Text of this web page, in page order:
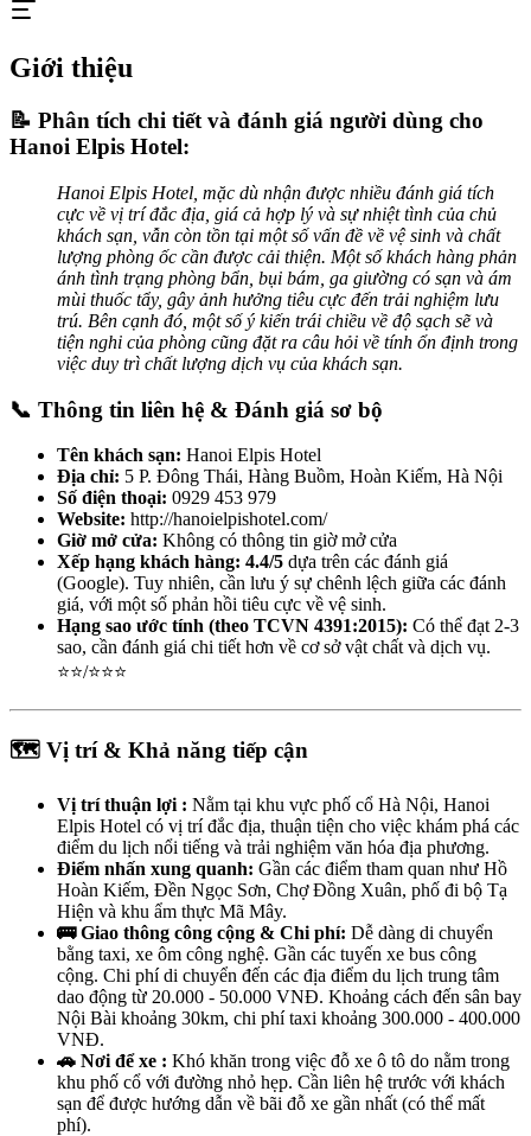
Giới thiệu
📝 Phân tích chi tiết và đánh giá người dùng cho
Hanoi Elpis Hotel:
Hanoi Elpis Hotel, mặc dù nhận được nhiều đánh giá tích
cực về vị trí đắc địa, giá cả hợp lý và sự nhiệt tình của chủ
khách sạn, vẫn còn tồn tại một số vấn đề về vệ sinh và chất
lượng phòng ốc cần được cải thiện. Một số khách hàng phản
ánh tình trạng phòng bẩn, bụi bám, ga giường có sạn và ám
mùi thuốc tẩy, gây ảnh hưởng tiêu cực đến trải nghiệm lưu
trú. Bên cạnh đó, một số ý kiến trái chiều về độ sạch sẽ và
tiện nghi của phòng cũng đặt ra câu hỏi về tính ổn định trong
việc duy trì chất lượng dịch vụ của khách sạn.
📞 Thông tin liên hệ & Đánh giá sơ bộ
Tên khách sạn: Hanoi Elpis Hotel
Địa chỉ: 5 P. Đông Thái, Hàng Buồm, Hoàn Kiếm, Hà Nội
Số điện thoại: 0929 453 979
Website: http://hanoielpishotel.com/
Giờ mở cửa: Không có thông tin giờ mở cửa
Xếp hạng khách hàng: 4.4/5 dựa trên các đánh giá
(Google). Tuy nhiên, cần lưu ý sự chênh lệch giữa các đánh
giá, với một số phản hồi tiêu cực về vệ sinh.
Hạng sao ước tính (theo TCVN 4391:2015): Có thể đạt 2-3
sao, cần đánh giá chi tiết hơn về cơ sở vật chất và dịch vụ.
⭐⭐/⭐⭐⭐
🗺️ Vị trí & Khả năng tiếp cận
Vị trí thuận lợi : Nằm tại khu vực phố cổ Hà Nội, Hanoi
Elpis Hotel có vị trí đắc địa, thuận tiện cho việc khám phá các
điểm du lịch nổi tiếng và trải nghiệm văn hóa địa phương.
Điểm nhấn xung quanh: Gần các điểm tham quan như Hồ
Hoàn Kiếm, Đền Ngọc Sơn, Chợ Đồng Xuân, phố đi bộ Tạ
Hiện và khu ẩm thực Mã Mây.
🚌 Giao thông công cộng & Chi phí: Dễ dàng di chuyển
bằng taxi, xe ôm công nghệ. Gần các tuyến xe bus công
cộng. Chi phí di chuyển đến các địa điểm du lịch trung tâm
dao động từ 20.000 - 50.000 VNĐ. Khoảng cách đến sân bay
Nội Bài khoảng 30km, chi phí taxi khoảng 300.000 - 400.000
VNĐ.
🚗 Nơi để xe : Khó khăn trong việc đỗ xe ô tô do nằm trong
khu phố cổ với đường nhỏ hẹp. Cần liên hệ trước với khách
sạn để được hướng dẫn về bãi đỗ xe gần nhất (có thể mất
phí).